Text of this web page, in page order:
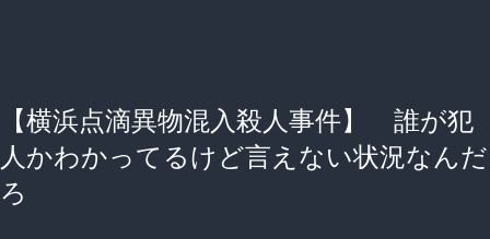
【横浜点滴異物混入殺人事件】 誰が犯
人かわかってるけど言えない状況なんだ
ろ